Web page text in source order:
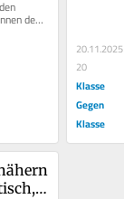
des
20.11.2025
20
Klasse
Gegen
Klasse